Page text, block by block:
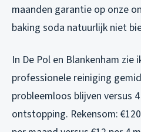
maanden garantie op onze
baking soda natuurlijk niet
In De Pol en Blankenham zie
professionele reiniging
probleemloos blijven versus
ontstopping. Rekensom: